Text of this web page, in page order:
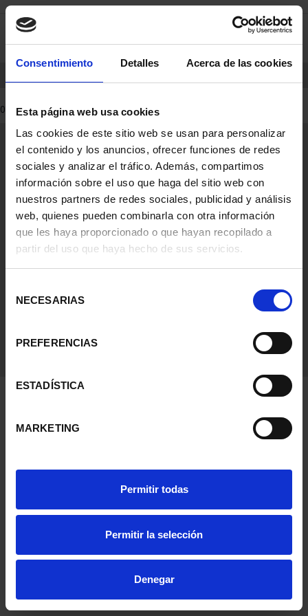
Consentimiento Detalles Acerca de las cookies
Esta página web usa cookies
Las cookies de este sitio web se usan para personalizar
el contenido y los anuncios, ofrecer funciones de redes
sociales y analizar el tráfico. Además, compartimos
información sobre el uso que haga del sitio web con
nuestros partners de redes sociales, publicidad y análisis
web, quienes pueden combinarla con otra información
que les haya proporcionado o que hayan recopilado a
partir del uso que haya hecho de sus servicios.
NECESARIAS
PREFERENCIAS
ESTADÍSTICA
MARKETING
Permitir todas
Permitir la selección
Denegar
Skip
content
Skip
navigation
menu
0
0 Products found
General Information
Contacto
Preguntas Frequentes (FAQs)
Aviso Legal
Condiciones Legales